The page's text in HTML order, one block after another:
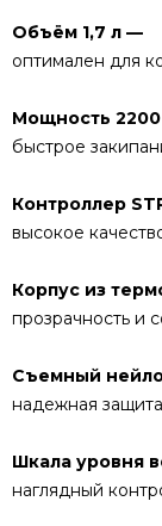
Объём 1,7 л —
оптимален для
Мощность
быстрое
Контроллер
высокое
Корпус из
прозрачность и
Съемный
надежная
Шкала уровня
наглядный